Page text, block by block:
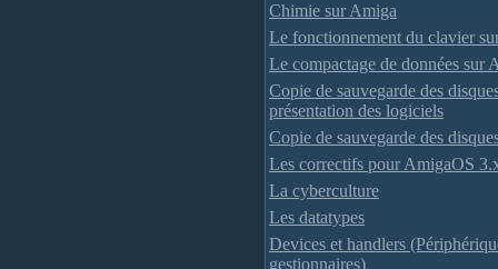
Chimie sur Amiga
Le fonctionnement du clavier
Le compactage de données sur
Copie de sauvegarde des
présentation des logiciels
Copie de sauvegarde des
Les correctifs pour AmigaOS
La cyberculture
Les datatypes
Devices et handlers
gestionnaires)